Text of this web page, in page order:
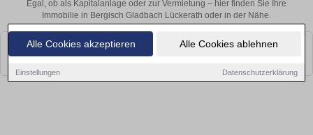
Alle Cookies akzeptieren Alle Cookies ablehnen
Einstellungen Datenschutzerklärung
Egal, ob als Kapitalanlage oder zur Vermietung – hier finden Sie Ihre
Immobilie in Bergisch Gladbach Lückerath oder in der Nähe.
Leider konnten wir derzeit keine passenden Objekte finden. Schauen Sie
bald wieder vorbei!